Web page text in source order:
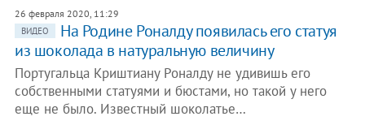
26 февраля 2020, 11:29
ВИДЕО
На Родине Роналду появилась его статуя
из шоколада в натуральную величину
Португальца Криштиану Роналду не удивишь его
собственными статуями и бюстами, но такой у него
еще не было. Известный шоколатье…